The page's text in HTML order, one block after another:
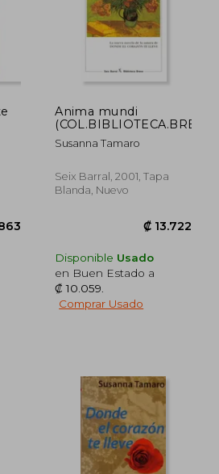
₡
Anima mundi
(COL.BIBLIOTECA.BREVE)
Susanna Tamaro
Seix Barral, 2001, Tapa
Blanda, Nuevo
Disponible Usado
en Buen Estado a
₡ 10.059
Comprar Usado